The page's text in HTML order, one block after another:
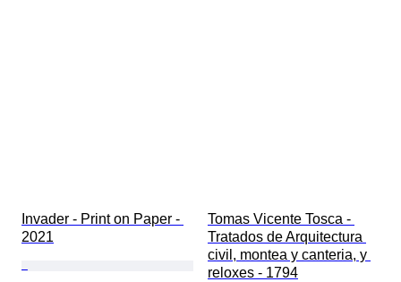
Invader - Print on Paper -
2021
Tomas Vicente Tosca -
Tratados de Arquitectura
civil, montea y canteria, y
reloxes - 1794